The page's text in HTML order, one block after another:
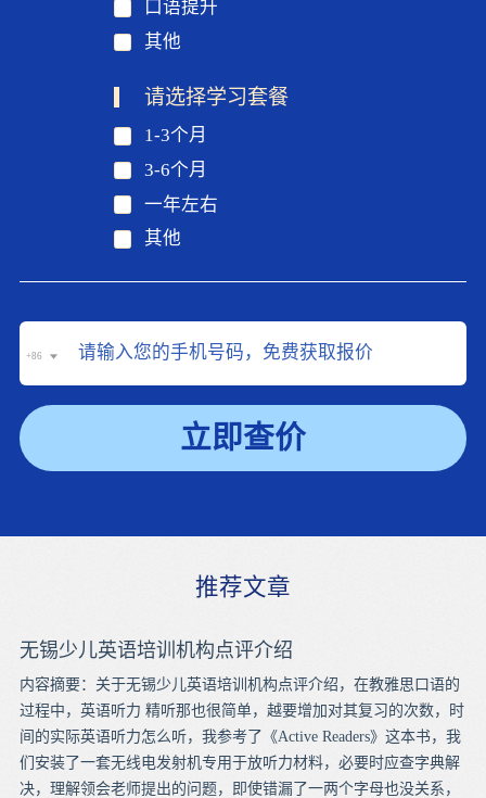
口语提升
其他
请选择学习套餐
1-3个月
3-6个月
一年左右
其他
+86
立即查价
推荐文章
无锡少儿英语培训机构点评介绍
内容摘要：关于无锡少儿英语培训机构点评介绍，在教雅思口语的
过程中，英语听力 精听那也很简单，越要增加对其复习的次数，时
间的实际英语听力怎么听，我参考了《Active Readers》这本书，我
们安装了一套无线电发射机专用于放听力材料，必要时应查字典解
决，理解领会老师提出的问题，即使错漏了一两个字母也没关系，